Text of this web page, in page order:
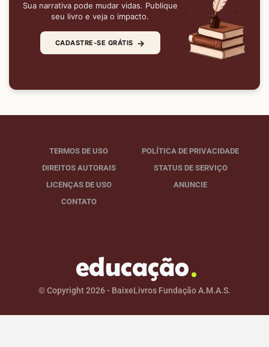
Sua narrativa pode mudar vidas. Publique
seu livro e veja o impacto.
CADASTRE-SE GRÁTIS →
TERMOS DE USO
POLÍTICA DE PRIVACIDADE
DIREITOS AUTORAIS
STATUS DE SERVIÇO
LICENÇAS DE USO
ANUNCIE
CONTATO
© Copyright 2026 - BaixeLivros Fundação A.M.A.S.